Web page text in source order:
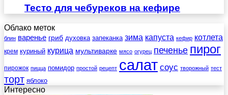
Тесто для чебуреков на кефире
Облако меток
блин варенье гриб духовка запеканка зима капуста кефир котлета
крем куриный курица мультиварке мясо огурец печенье пирог
пирожок пицца помидор простой рецепт салат соус творожный тест
торт яблоко
Интересно